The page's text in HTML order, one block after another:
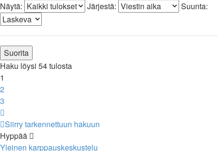
Näytä: Järjestä: Suunta:
Haku löysi 54 tulosta
1
2
3
Siirry tarkennettuun hakuun
Hyppää
Yleinen karppauskeskustelu